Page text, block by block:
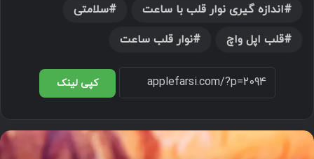
اندازه گیری نوار قلب با ساعت
سلامتی
قلب اپل واچ
نوار قلب ساعت
کپی لینک